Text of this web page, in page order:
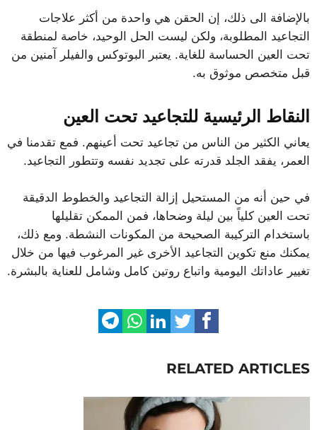
بالإضافة الى ذلك، إن الحقن هي واحدة من أكثر علاجات
التجاعيد المطلوبة، ولكن ليست الحل الوحيد، خاصة لمنطقة
تحت العين الحساسة للغاية. يعتبر البوتوكس والفيلر آمنين من
قبل متخصص موثوق به.
النقاط الرئيسية للتجاعيد تحت العين
يعاني الكثير من الناس من تجاعيد تحت أعينهم. فمع تقدمنا ​​في
العمر، يفقد الجلد قدرته على تجديد نفسه وتتطور التجاعيد.
في حين أنه من المستحيل إزالة التجاعيد والخطوط الدقيقة
تحت العين كلياً بين ليلة وضحاها، فمن الممكن تقليلها
باستخدام التركيبة الصحيحة من المكونات النشطة. ومع ذلك،
يمكنك منع تكوين التجاعيد الأخرى غير المرغوب فيها من خلال
تغيير عاداتك اليومية واتباع روتين كامل وشامل للعناية بالبشرة.
RELATED ARTICLES